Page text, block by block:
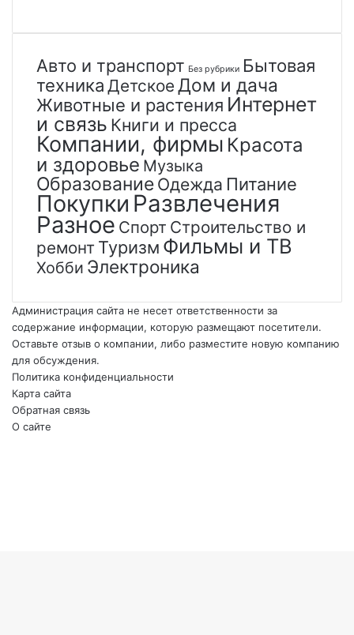
Авто и транспорт Без рубрики Бытовая
техника Детское Дом и дача
Животные и растения Интернет
и связь Книги и пресса
Компании, фирмы Красота
и здоровье Музыка
ОбразованиеОдежда Питание
Покупки Развлечения
Разное Спорт Строительство и
ремонт Туризм Фильмы и ТВ
Хобби Электроника
Администрация сайта не несет ответственности за
содержание информации, которую размещают посетители.
Оставьте отзыв о компании, либо разместите новую компанию
для обсуждения.
Политика конфиденциальности
Карта сайта
Обратная связь
О сайте